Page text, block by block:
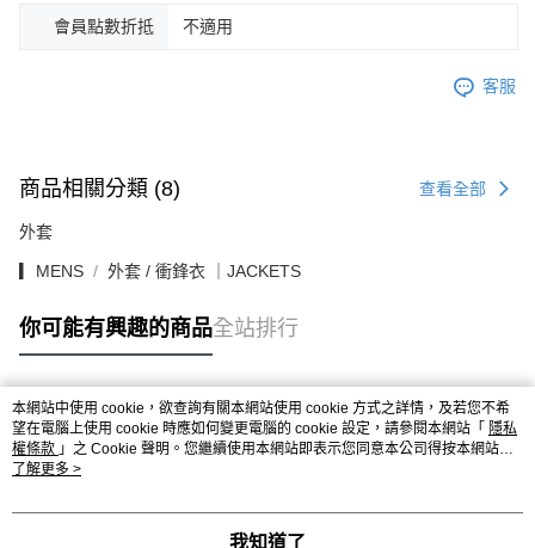
會員點數折抵 不適用
客服
商品相關分類 (8) 查看全部
外套
▎MENS 外套 / 衝鋒衣 ｜JACKETS
你可能有興趣的商品全站排行
熱門標籤
本網站中使用 cookie，欲查詢有關本網站使用 cookie 方式之詳情，及若您不希
望在電腦上使用 cookie 時應如何變更電腦的 cookie 設定，請參閱本網站「 隱私
權條款 」之 Cookie 聲明。您繼續使用本網站即表示您同意本公司得按本網站使
用條款之 Cookie 聲明使用 cookie。
了解更多 >
我知道了